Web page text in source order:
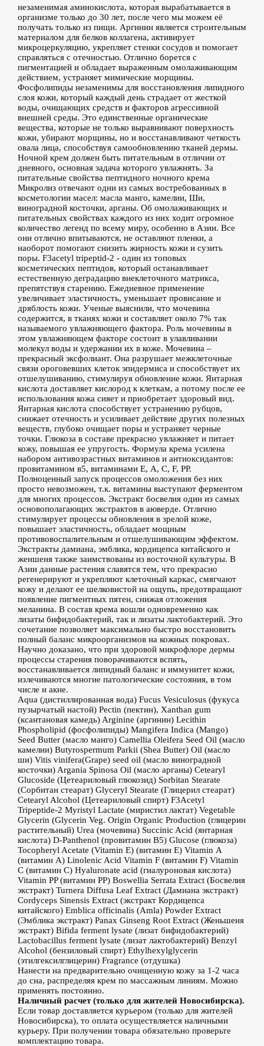
незаменимая аминокислота, которая вырабатывается в
организме только до 30 лет, после чего мы можем её
получать только из пищи. Аргинин является строительным
материалом для белков коллагена, активирует
микроцеркуляцию, укрепляет стенки сосудов и помогает
справляться с отечностью. Отлично борется с
пигментацией и обладает выраженным омолаживающим
действием, устраняет мимические морщины.
Фосфолипиды незаменимы для восстановления липидного
слоя кожи, который каждый день страдает от жесткой
воды, очищающих средств и факторов агрессивной
внешней среды. Это единственные органические
вещества, которые не только выравнивают поверхность
кожи, убирают морщины, но и восстанавливают четкость
овала лица, способствуя самообновлению тканей дермы.
Ночной крем должен быть питательным в отличии от
дневного, основная задача которого увлажнять. За
питательные свойства пептидного ночного крема
Микролиз отвечают одни из самых востребованных в
косметологии масел: масла манго, камелии, Ши,
виноградной косточки, арганы. Об омолаживающих и
питательных свойствах каждого из них ходит огромное
количество легенд по всему миру, особенно в Азии. Все
они отлично впитываются, не оставляют пленки, а
наоборот помогают снизить жирность кожи и сузить
поры. F3acetyl tripeptid-2 - один из топовых
косметических пептидов, который останавливает
естественную деградацию внеклеточного матрикса,
препятствуя старению. Ежедневное применение
увеличивает эластичность, уменьшает провисание и
дряблость кожи. Ученые выяснили, что мочевина
содержится, в тканях кожи и составляет около 7% так
называемого увлажняющего фактора. Роль мочевины в
этом увлажняющем факторе состоит в улавливании
молекул воды и удержании их в коже. Мочевина –
прекрасный эксфолиант. Она разрушает межклеточные
связи ороговевших клеток эпидермиса и способствует их
отшелушиванию, стимулируя обновление кожи. Янтарная
кислота доставляет кислород к клеткам, а потому после ее
использования кожа сияет и приобретает здоровый вид.
Янтарная кислота способствует устранению рубцов,
снижает отечность и усиливает действие других полезных
веществ, глубоко очищает поры и устраняет черные
точки. Глюкоза в составе прекрасно увлажняет и питает
кожу, повышая ее упругость. Формула крема усилена
набором антивозрастных витаминов и антиоксидантов:
провитамином в5, витаминами Е, А, С, F, PP.
Полноценный запуск процессов омоложения без них
просто невозможен, т.к. витамины выступают ферментом
для многих процессов. Экстракт босвелия один из самых
основополагающих экстрактов в аюверде. Отлично
стимулирует процессы обновления в зрелой коже,
повышает эластичность, обладает мощным
противовоспалительным и отшелушивающим эффектом.
Экстракты дамиана, эмблика, кордицепса китайского и
женшеня также заимствованы из восточной культуры. В
Азии данные растения славятся тем, что прекрасно
регенерируют и укрепляют клеточный каркас, смягчают
кожу и делают ее шелковистой на ощупь, предотвращают
появление пигментных пятен, снижая отложения
меланина. В состав крема вошли одновременно как
лизаты бифидобактерий, так и лизаты лактобактерий. Это
сочетание позволяет максимально быстро восстановить
полный баланс микроорганизмов на кожных покровах.
Научно доказано, что при здоровой микрофлоре дермы
процессы старения поворачиваются вспять,
восстанавливается липидный баланс и иммунитет кожи,
излечиваются многие патологические состояния, в том
числе и акне.
Aqua (дистиллированная вода) Fucus Vesiculosus (фукуса
пузырчатый настой) Pectin (пектин), Xanthan gum
(ксантановая камедь) Arginine (аргинин) Lecithin
Phospholipid (фосфолипиды) Mangifera Indica (Mango)
Seed Butter (масло манго) Camellia Oleifera Seed Oil (масло
камелии) Butyrospermum Parkii (Shea Butter) Oil (масло
ши) Vitis vinifera(Grape) seed oil (масло виноградной
косточки) Argania Spinosa Oil (масло арганы) Cetearyl
Glucoside (Цетеариловый глюкозид) Sorbitan Stearate
(Сорбитан стеарат) Glyceryl Stearate (Глицерил стеарат)
Cetearyl Alcohol (Цетеариловый спирт) F3Acetyl
Tripeptide-2 Myristyl Lactate (миристил лактат) Vegetable
Glycerin (Glycerin Veg. Origin Organic Production (глицерин
растительный) Urea (мочевина) Succinic Acid (янтарная
кислота) D-Panthenol (провитамин В5) Glucose (глюкоза)
Tocopheryl Acetate (Vitamin Е) (витамин Е) Vitamin А
(витамин А) Linolenic Acid Vitamin F (витамин F) Vitamin
C (витамин C) Hyaluronate acid (гиалуроновая кислота)
Vitamin PP (витамин РР) Boswellia Serrata Extract (Босвелия
экстракт) Turnera Diffusa Leaf Extract (Дамиана экстракт)
Cordyceps Sinensis Extract (экстракт Кордицепса
китайского) Emblica officinalis (Amla) Powder Extract
(Эмблика экстракт) Panax Ginseng Root Extract (Женьшеня
экстракт) Bifida ferment lysate (лизат бифидобактерий)
Lactobacillus ferment lysate (лизат лактобактерий) Benzyl
Alcohol (бензиловый спирт) Ethylhexylglycerin
(этилгексилглицерин) Fragrance (отдушка)
Нанести на предварительно очищенную кожу за 1-2 часа
до сна, распределяя крем по массажным линиям. Можно
применять постоянно.
Наличный расчет (только для жителей Новосибирска).
Если товар доставляется курьером (только для жителей
Новосибирска), то оплата осуществляется наличными
курьеру. При получении товара обязательно проверьте
комплектацию товара.